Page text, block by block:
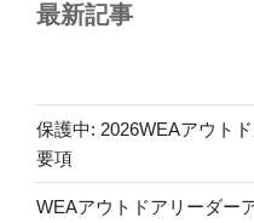
最新記事
保護中: 2026WEAアウト
要項
WEAアウトドアリーダー